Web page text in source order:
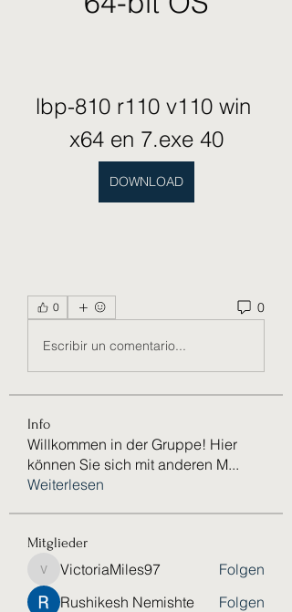
lbp-810 r110 v110 win
x64 en 7.exe 40
DOWNLOAD
0 0
Escribir un comentario...
Info
Willkommen in der Gruppe! Hier
können Sie sich mit anderen M...
Weiterlesen
Mitglieder
VictoriaMiles97
VictoriaMiles97
Folgen
Rushikesh Nemishte
Folgen